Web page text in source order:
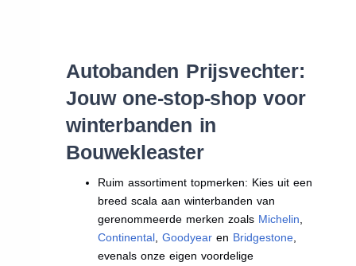
Autobanden Prijsvechter:
Jouw one-stop-shop voor
winterbanden in
Bouwekleaster
Ruim assortiment topmerken: Kies uit een
breed scala aan winterbanden van
gerenommeerde merken zoals Michelin
Continental ,Goodyear en Bridgestone
evenals onze eigen voordelige